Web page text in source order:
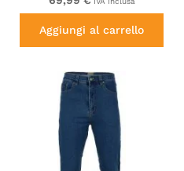
Waist Black
Aggiungi al carrello